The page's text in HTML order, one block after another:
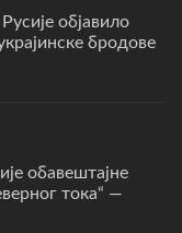
објавило
бродове
обавештајне
тока“ —